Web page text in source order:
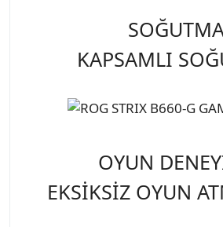
KAPSAMLI
OYUN
EKSİKSİZ OYUN